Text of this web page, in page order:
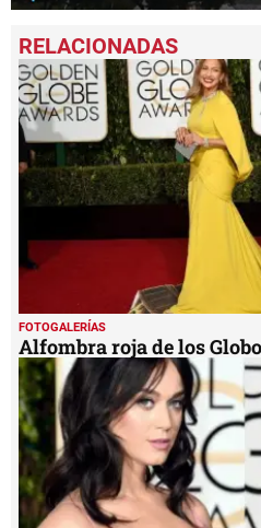
seconds
of
51
seconds
FOTOGALERÍAS
Alfombra roja de los